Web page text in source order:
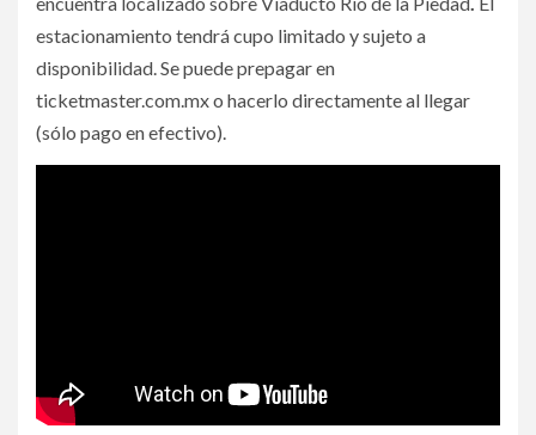
estacionamiento tendrá cupo limitado y sujeto a
disponibilidad. Se puede prepagar en
ticketmaster.com.mx o hacerlo directamente al llegar
(sólo pago en efectivo).